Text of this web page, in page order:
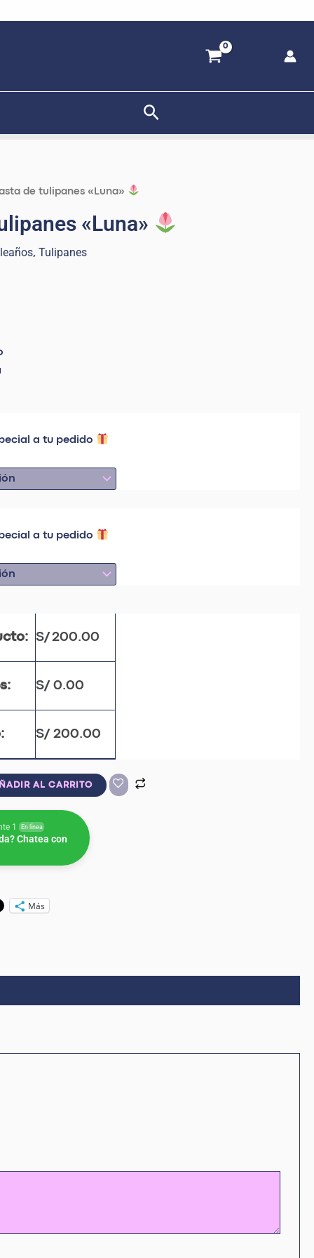
Buscar
de tulipanes «Luna»
«Luna»
, Tulipanes
a tu pedido
a tu pedido
S/200.00
S/ 0.00
S/ 200.00
AL CARRITO
1 En línea
Chatea con
Más